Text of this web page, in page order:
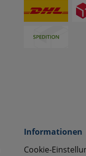
Informationen
Cookie-